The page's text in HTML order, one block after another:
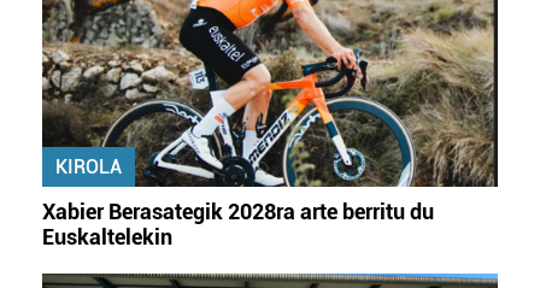
KIROLA
Xabier Berasategik 2028ra arte berritu du
Euskaltelekin